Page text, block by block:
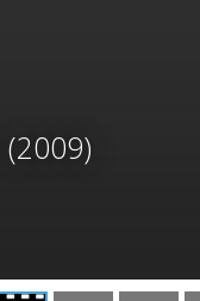
(2009)